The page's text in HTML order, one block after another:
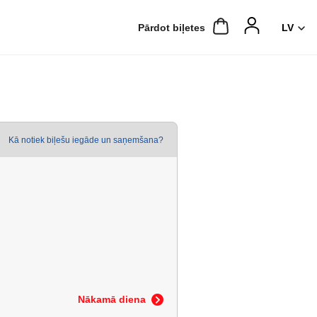
Pārdot biļetes
Kā notiek biļešu iegāde un saņemšana?
Nākamā diena